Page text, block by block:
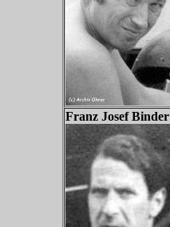
Franz Josef Binder